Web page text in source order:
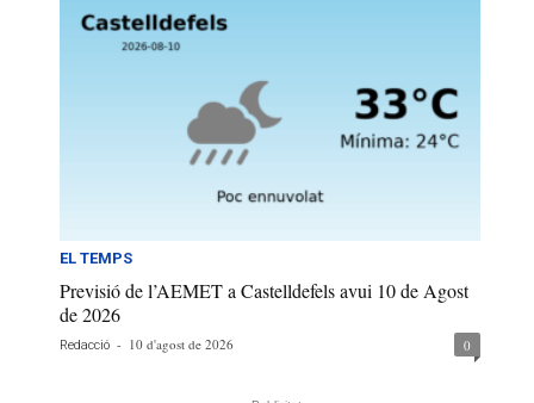
EL TEMPS
Previsió de l’AEMET a Castelldefels avui 10 de Agost
de 2026
Redacció - 10 d'agost de 2026 0